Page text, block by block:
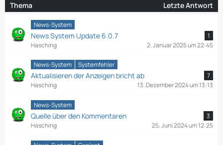
Thema Letzte Antwort
News-System
News System Update 6.0.7
1
Hasching
2. Januar 2025 um 22:45
News-System Systemfehler
Aktualisieren der Anzeigen bricht ab
7
Hasching
13. Dezember 2024 um 13:13
News-System
Quelle über den Kommentaren
3
Hasching
25. Juni 2024 um 12:25